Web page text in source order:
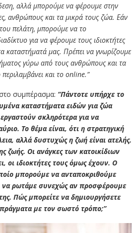
αλλά μπορούμε να φέρουμε στην
ανθρώπους και τα μικρά τους ζώα. Εάν
πελάτη, μπορούμε να το
για να φέρουμε τους ιδιοκτήτες
καταστήματά μας. Πρέπει να γνωρίζουμε
γύρω από τους ανθρώπους και τα
και το online.”
συμπέρασμα: “Πάντοτε υπήρχε το
καταστήματα ειδών για ζώα
σκληρότερα για να
Το θέμα είναι, ότι η στρατηγική
αλλά δυστυχώς η ζωή είναι ατελής.
ζωής. Οι ανάγκες των κατοικίδιων
οι ιδιοκτήτες τους όμως έχουν. Ο
μπορούμε να ανταποκριθούμε
να ρωτάμε συνεχώς αν προσφέρουμε
Πώς μπορείτε να δημιουργήσετε
με τον σωστό τρόπο;”